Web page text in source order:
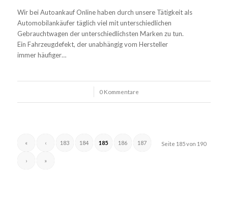
Wir bei Autoankauf Online haben durch unsere Tätigkeit als
Automobilankäufer täglich viel mit unterschiedlichen
Gebrauchtwagen der unterschiedlichsten Marken zu tun.
Ein Fahrzeugdefekt, der unabhängig vom Hersteller
immer häufiger…
0 Kommentare
Seite 185 von 190
« ‹ 183 184 185 186 187
› »